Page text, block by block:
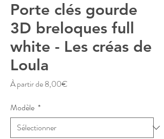
Porte clés gourde
3D breloques full
white - Les créas de
Loula
À partir de8,00€
Modèle *